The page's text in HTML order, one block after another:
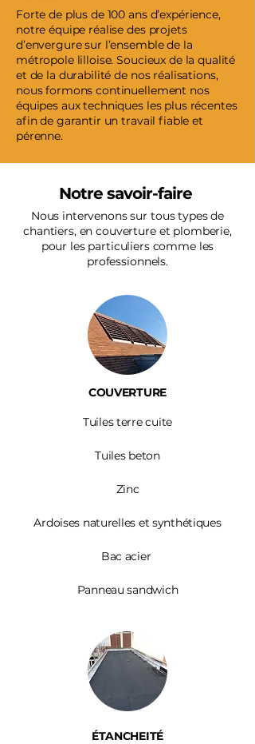
Forte de plus de 100 ans d’expérience,
notre équipe réalise des projets
d’envergure sur l’ensemble de la
métropole lilloise. Soucieux de la qualité
et de la durabilité de nos réalisations,
nous formons continuellement nos
équipes aux techniques les plus récentes
afin de garantir un travail fiable et
pérenne.
Notre savoir-faire
Nous intervenons sur tous types de
chantiers, en couverture et plomberie,
pour les particuliers comme les
professionnels.
COUVERTURE
Tuiles terre cuite
Tuiles beton
Zinc​
Ardoises naturelles et synthétiques
Bac acier
Panneau sandwich
ÉTANCHEITÉ